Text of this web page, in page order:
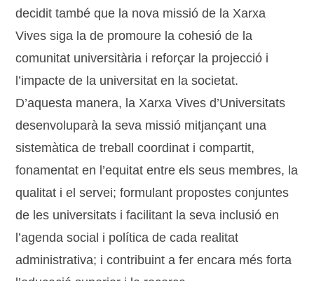
decidit també que la nova missió de la Xarxa
Vives siga la de promoure la cohesió de la
comunitat universitària i reforçar la projecció i
l’impacte de la universitat en la societat.
D’aquesta manera, la Xarxa Vives d’Universitats
desenvoluparà la seva missió mitjançant una
sistemàtica de treball coordinat i compartit,
fonamentat en l’equitat entre els seus membres, la
qualitat i el servei; formulant propostes conjuntes
de les universitats i facilitant la seva inclusió en
l’agenda social i política de cada realitat
administrativa; i contribuint a fer encara més forta